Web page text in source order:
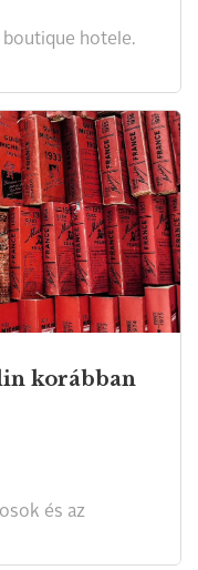
boutique hotele.
korábban
és az